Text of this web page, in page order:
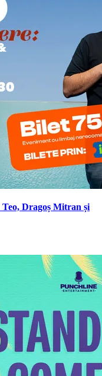
Teo, Dragoș Mitran și